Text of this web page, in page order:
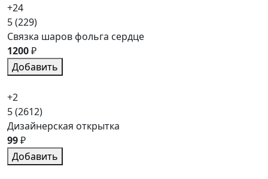
+24
5(229)
Связка шаров фольга сердце
1200₽
Добавить
+2
5(2612)
Дизайнерская открытка
99₽
Добавить